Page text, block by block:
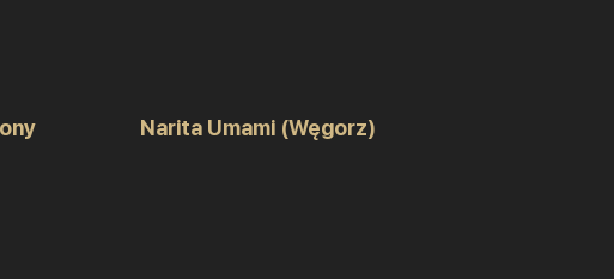
Narita Umami (Węgorz)